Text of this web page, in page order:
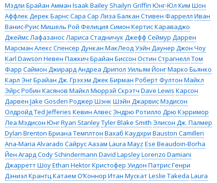
Мэдли Брайан Амман Isaak Bailey Shailyn Griffin Юнг-Юл Ким Шон
Аффлек Дерек БарнсСара Сар Лиза Балкан Стивен Фаррелл Иван
Ванис-РуисМишель Рой Фелиция Симон Кертис Караваджо
Джеймс ЛафазаносЛариса Стадничук Джефф Сеймур Даррен
Марсман Алекс Спенсер Дункан МакЛеодУэйн Даунер Джон Чоу
Karl Dawson Невен Пажкич Брайан Биссон Остин Страгнелл Том
Фарр Саймон ДжирардАндреа Дрипол Уильям ЙонгМарко Бьянко
Карл ЭнгБрайан Дж. Грэхэм Джек Бирман Роберт Фултон Майкл
ЭйрсРобин Касянов Майкл Мюррэй Скрэтч Dave Lewis Карсон
Дарвен Jake Gosden Роджер Шэнк Шэйн ДжарвисМэдисон
ОлдройдTed Jefferies Кевин АлвесЭндрю Ротилло Дрю Кэрримор
Леа Мэдисон ЮнгRyan StanleyTyler Blake Smith Элисон Дж. Палмер
Dylan Brenton Бриана Темплтон Вахаб Каудхри Bauston Camilleri
Ana-Maria Alvarado Сайрус Аазам Laura Mayz Ese Beaudoin-Borha
Йен АгардCody Schindermann David LapsleyLorenzo Damiani
Джарретт ШоуEthan HektorКристофер Уидон Патрис Генри
Дэниэл КрантцКатаем О’Коннор Итан МускатLeslie Takeda Laura